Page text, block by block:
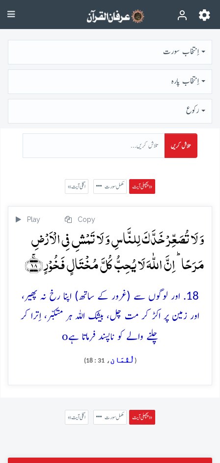
اِنتخاب سورت
اِنتخاب پارہ
رُكوع
تلاش کریں
پچھلی آیت » مکمل سورت « اگلی آیت
Play Copy
وَ لَا تُصَعِّرۡ خَدَّکَ لِلنَّاسِ وَ لَا تَمۡشِ فِی الۡاَرۡضِ
مَرَحًا ؕ اِنَّ اللّٰہَ لَا یُحِبُّ کُلَّ مُخۡتَالٍ فَخُوۡرٍ ﴿ۚ۱۸﴾
18. اور لوگوں سے (غرور کے ساتھ) اپنا رخ نہ پھیر،
اور زمین پر اکڑ کر مت چل، بیشک اللہ ہر متکبّر، اِترا کر
چلنے والے کو ناپسند فرماتا ہےo
( لُقْمَان ، 31 : 18)
پچھلی آیت » مکمل سورت « اگلی آیت